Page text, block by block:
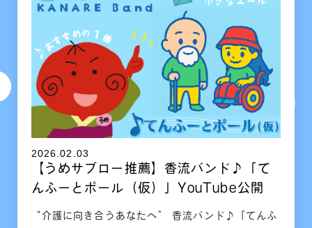
2026.02.03
【うめサブロー推薦】香流バンド♪「て
んふーとポール（仮）」YouTube公開
“介護に向き合うあなたへ” 香流バンド♪「てんふ